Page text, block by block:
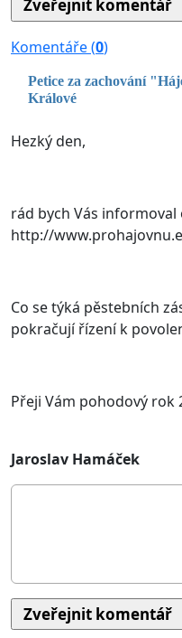
Komentáře (0)
Petice za zachování
Králové
Hezký den,
rád bych Vás
http://
Co se týká pěstebních
pokračují řízení k
Přeji Vám pohodový rok
Jaroslav Hamáček